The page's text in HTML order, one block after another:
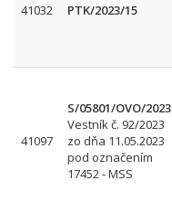
41032 PTK/2023/15
41097
S/05801/OVO/2023
Vestník č. 92/2023
zo dňa 11.05.2023
pod označením
17452 - MSS